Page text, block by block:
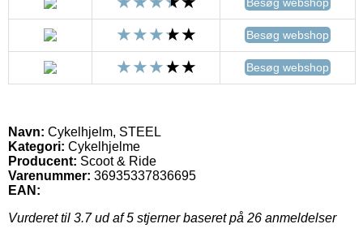
Besøg webshop
Besøg webshop
Navn: Cykelhjelm, STEEL
Kategori: Cykelhjelme
Producent: Scoot & Ride
Varenummer: 36935337836695
EAN:
Vurderet til 3.7ud af 5 stjerner baseret på 26 anmeldelser